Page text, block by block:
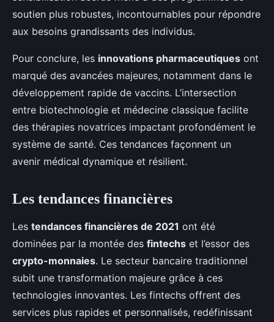
soutien plus robustes, incontournables pour répondre
aux besoins grandissants des individus.
Pour conclure, les innovations pharmaceutiques ont
marqué des avancées majeures, notamment dans le
développement rapide de vaccins. L’intersection
entre biotechnologie et médecine classique facilite
des thérapies novatrices impactant profondément le
système de santé. Ces tendances façonnent un
avenir médical dynamique et résilient.
Les tendances financières
Les tendances financières de 2021 ont été
dominées par la montée des fintechs et l’essor des
crypto-monnaies. Le secteur bancaire traditionnel
subit une transformation majeure grâce à ces
technologies innovantes. Les fintechs offrent des
services plus rapides et personnalisés, redéfinissant